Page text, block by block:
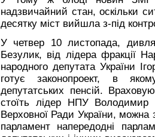
надзвичайний стан, оскільки
десятку міст вийшла з-під
У четвер 10 листопада,
Безулик, від лідера фракції
народного депутата України
готує законопроект, в
депутатських пенсій.
стоїть лідер НПУ
Верховної Ради України, можна
парламент напередодні